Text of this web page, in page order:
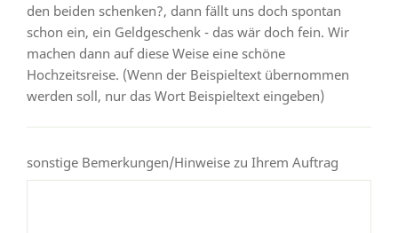
den beiden schenken?, dann fällt uns doch spontan
schon ein, ein Geldgeschenk - das wär doch fein. Wir
machen dann auf diese Weise eine schöne
Hochzeitsreise. (Wenn der Beispieltext übernommen
werden soll, nur das Wort Beispieltext eingeben)
sonstige Bemerkungen/Hinweise zu Ihrem Auftrag